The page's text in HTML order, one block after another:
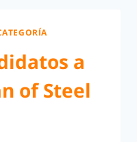
a
of Steel